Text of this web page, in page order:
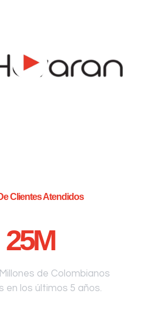
Clientes Atendidos
25M
de Colombianos
en los últimos 5 años.